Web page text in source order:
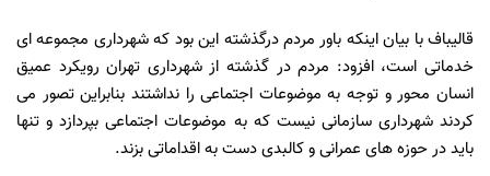
قالیباف با بیان اینکه باور مردم درگذشته این بود که شهرداری مجموعه ای
خدماتی است، افزود: مردم در گذشته از شهرداری تهران رویکرد عمیق
انسان محور و توجه به موضوعات اجتماعی را نداشتند بنابراین تصور می
کردند شهرداری سازمانی نیست که به موضوعات اجتماعی بپردازد و تنها
باید در حوزه های عمرانی و کالبدی دست به اقداماتی بزند.